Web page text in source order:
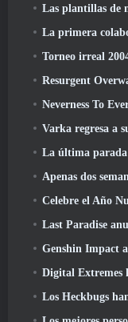
Las plantillas de moda de
La primera colaboración
Torneo irreal 2004 está
Resurgent
Neverness To Everness
Varka regresa a su hogar en
La última parada
Apenas dos semanas después
Celebre el Año
Last Paradise
Genshin Impact
Digital Extremes ha preparado
Los Heckbugs han